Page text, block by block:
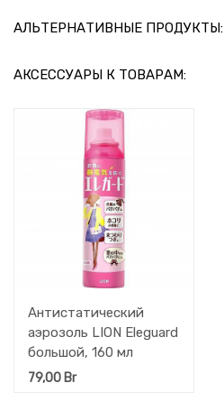
АЛЬТЕРНАТИВНЫЕ ПРОДУКТЫ:
АКСЕССУАРЫ К ТОВАРАМ:
Антистатический
аэрозоль LION Eleguard
большой, 160 мл
79,00 Br